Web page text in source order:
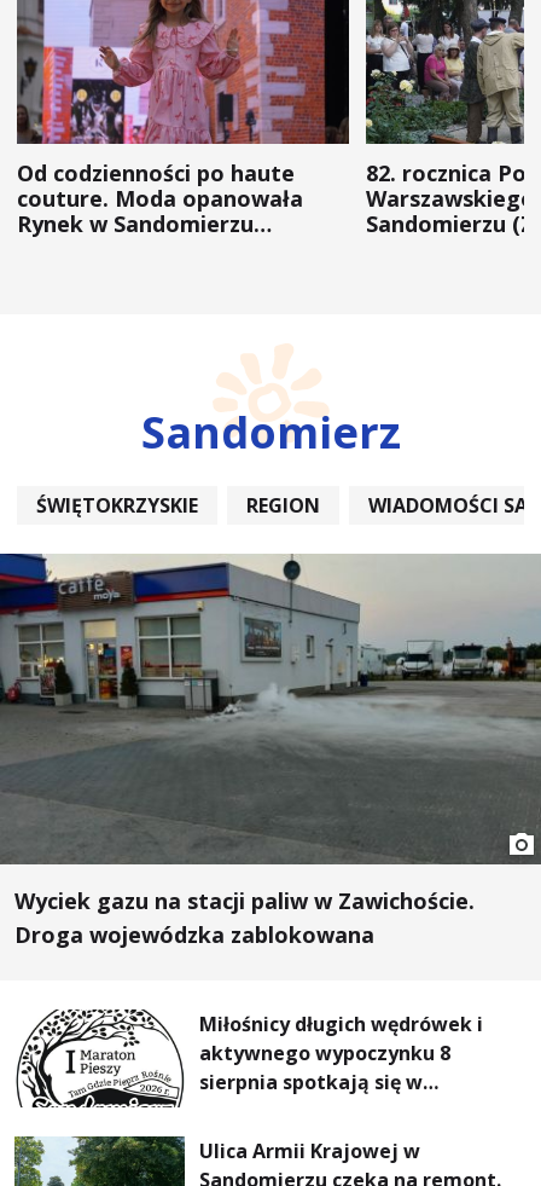
Od codzienności po haute
couture. Moda opanowała
Rynek w Sandomierzu
82. rocznica
Warszawskiego
Sandomierzu
Sandomierz
ŚWIĘTOKRZYSKIE REGION WIADOMOŚCI
Wyciek gazu na stacji paliw w Zawichoście.
Droga wojewódzka zablokowana
Miłośnicy długich wędrówek i
aktywnego wypoczynku 8
sierpnia spotkają się w
Pieszym „Tam Gdzie Pieprz
Rośnie”
Ulica Armii Krajowej w
Sandomierzu czeka na remont.